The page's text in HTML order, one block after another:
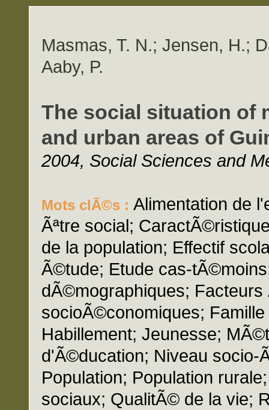
Masmas, T. N.; Jensen, H.;
Aaby, P.
The social situation of
and urban areas of
2004, Social Sciences and
Mots clÃ©s : Alimentation de
Ãªtre social;
de la population; Effectif
Ã©tude; Etude cas-
dÃ©mographiques;
socioÃ©conomiques;
Habillement; Jeunesse;
d'Ã©ducation; Niveau socio-
Population; Population
sociaux; QualitÃ© de la vie;